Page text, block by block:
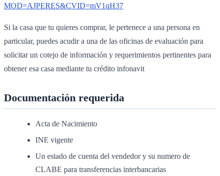
MOD=AJPERES&CVID=mV1qH37
Si la casa que tu quieres comprar, le pertenece a una persona en
particular, puedes acudir a una de las oficinas de evaluación para
solicitar un cotejo de información y requerimientos pertinentes para
obtener esa casa mediante tu crédito infonavit
Documentación requerida
Acta de Nacimiento
INE vigente
Un estado de cuenta del vendedor y su numero de
CLABE para transferencias interbancarias